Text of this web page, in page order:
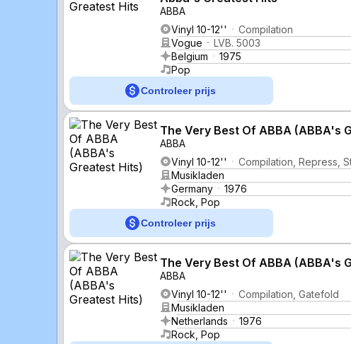
ABBA
Vinyl 10-12''
Compilation
Vogue
LVB. 5003
Belgium
1975
Pop
Controleer prijs
The Very Best Of ABBA (ABBA's
ABBA
Vinyl 10-12''
Compilation, Repress,
Musikladen
Germany
1976
Rock, Pop
Controleer prijs
The Very Best Of ABBA (ABBA's
ABBA
Vinyl 10-12''
Compilation, Gatefold
Musikladen
Netherlands
1976
Rock, Pop